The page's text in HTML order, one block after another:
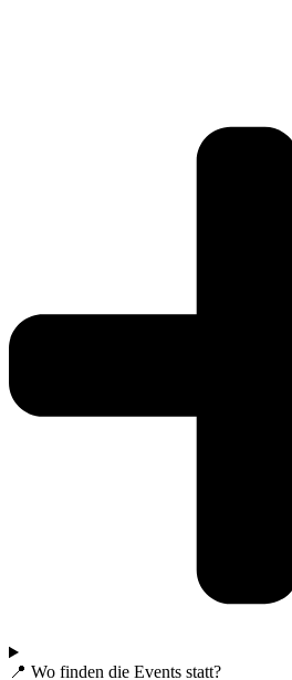
📍 Wo finden die Events statt?